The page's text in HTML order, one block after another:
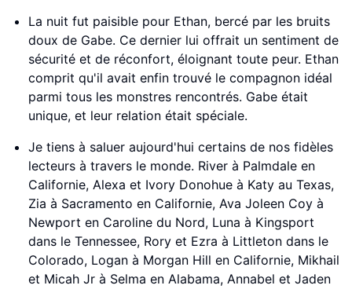
La nuit fut paisible pour Ethan, bercé par les bruits
doux de Gabe. Ce dernier lui offrait un sentiment de
sécurité et de réconfort, éloignant toute peur. Ethan
comprit qu'il avait enfin trouvé le compagnon idéal
parmi tous les monstres rencontrés. Gabe était
unique, et leur relation était spéciale.
Je tiens à saluer aujourd'hui certains de nos fidèles
lecteurs à travers le monde. River à Palmdale en
Californie, Alexa et Ivory Donohue à Katy au Texas,
Zia à Sacramento en Californie, Ava Joleen Coy à
Newport en Caroline du Nord, Luna à Kingsport
dans le Tennessee, Rory et Ezra à Littleton dans le
Colorado, Logan à Morgan Hill en Californie, Mikhail
et Micah Jr à Selma en Alabama, Annabel et Jaden